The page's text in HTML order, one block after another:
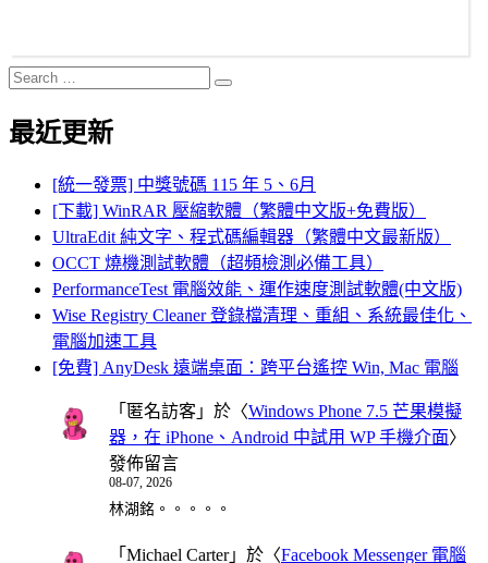
Search
for:
Search
最近更新
[統一發票] 中獎號碼 115 年 5、6月
[下載] WinRAR 壓縮軟體（繁體中文版+免費版）
UltraEdit 純文字、程式碼編輯器（繁體中文最新版）
OCCT 燒機測試軟體（超頻檢測必備工具）
PerformanceTest 電腦效能、運作速度測試軟體(中文版)
Wise Registry Cleaner 登錄檔清理、重組、系統最佳化、
電腦加速工具
[免費] AnyDesk 遠端桌面：跨平台遙控 Win, Mac 電腦
「 匿名訪客 」於〈Windows Phone 7.5 芒果模擬
器，在 iPhone、Android 中試用 WP 手機介面〉
發佈留言
08-07, 2026
林湖銘。。。。。
「 Michael Carter」於〈Facebook Messenger 電腦